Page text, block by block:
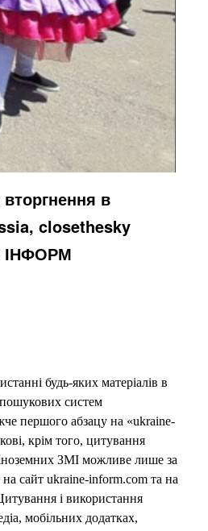
вторгнення в
closethesky
ІНФОРМ
будь-яких матеріалів в
пошукових систем
першого абзацу на «ukraine-
крім того, цитування
іноземних ЗМІ можливе лише за
сайт ukraine-inform.com та на
і використання
мобільних додатках,